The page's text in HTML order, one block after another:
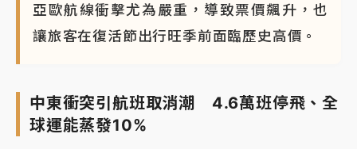
亞歐航線衝擊尤為嚴重，導致票價飆升，也
讓旅客在復活節出行旺季前面臨歷史高價。
中東衝突引航班取消潮 4.6萬班停飛、全
球運能蒸發10%